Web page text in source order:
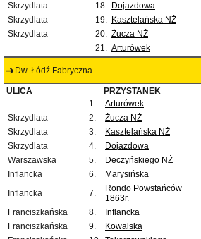
Skrzydlata
18. Dojazdowa
Skrzydlata
19. Kasztelańska NŻ
Skrzydlata
20. Żucza NŻ
21. Arturówek
Dw. Łódź Fabryczna
ULICA PRZYSTANEK
1.
Arturówek
Skrzydlata
2.
Żucza NŻ
Skrzydlata
3.
Kasztelańska NŻ
Skrzydlata
4.
Dojazdowa
Warszawska
5. Deczyńskiego NŻ
Inflancka
6. Marysińska
Inflancka
7.
Rondo Powstańców
1863r.
Franciszkańska 8. Inflancka
Franciszkańska
9. Kowalska